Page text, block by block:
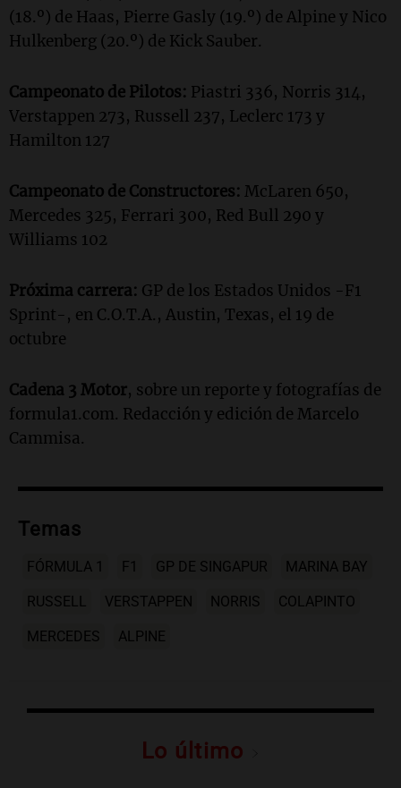
(18.º) de Haas, Pierre Gasly (19.º) de Alpine y Nico
Hulkenberg (20.º) de Kick Sauber.
Campeonato de Pilotos: Piastri 336, Norris 314,
Verstappen 273, Russell 237, Leclerc 173 y
Hamilton 127
Campeonato de Constructores: McLaren 650,
Mercedes 325, Ferrari 300, Red Bull 290 y
Williams 102
Próxima carrera: GP de los Estados Unidos -F1
Sprint-, en C.O.T.A., Austin, Texas, el 19 de
octubre
Cadena 3 Motor, sobre un reporte y fotografías de
formula1.com. Redacción y edición de Marcelo
Cammisa.
Temas
FÓRMULA 1 F1 GP DE SINGAPUR MARINA BAY
RUSSELL VERSTAPPEN NORRIS COLAPINTO
MERCEDES ALPINE
Lo último